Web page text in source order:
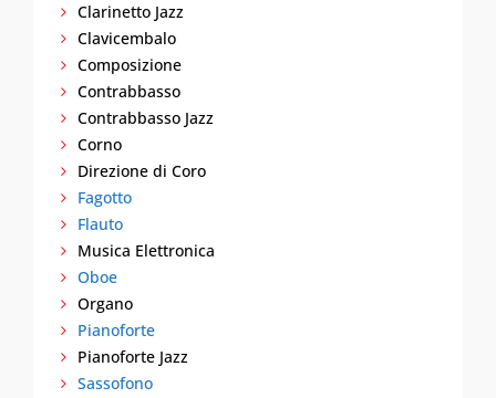
Clarinetto Jazz
Clavicembalo
Composizione
Contrabbasso
Contrabbasso Jazz
Corno
Direzione di Coro
Fagotto
Flauto
Musica Elettronica
Oboe
Organo
Pianoforte
Pianoforte Jazz
Sassofono